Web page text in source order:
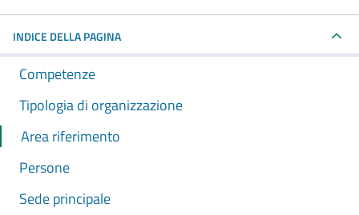
INDICE DELLA PAGINA
Competenze
Tipologia di organizzazione
Area riferimento
Persone
Sede principale